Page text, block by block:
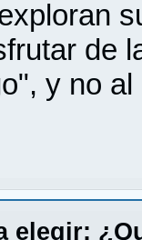
de
y no
elegir: